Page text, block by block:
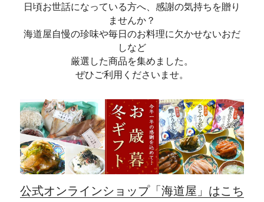
日頃お世話になっている方へ、感謝の気持ちを贈り
ませんか？
海道屋自慢の珍味や毎日のお料理に欠かせないおだ
しなど
厳選した商品を集めました。
ぜひご利用くださいませ。
公式オンラインショップ「海道屋」はこち